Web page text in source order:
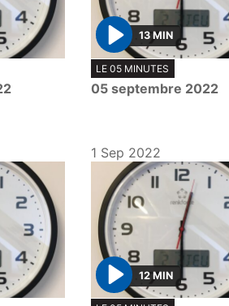
P
l
a
13 MIN
LE 05 MINUTES
05 septembre 2022
1 Sep 2022
P
12 MIN